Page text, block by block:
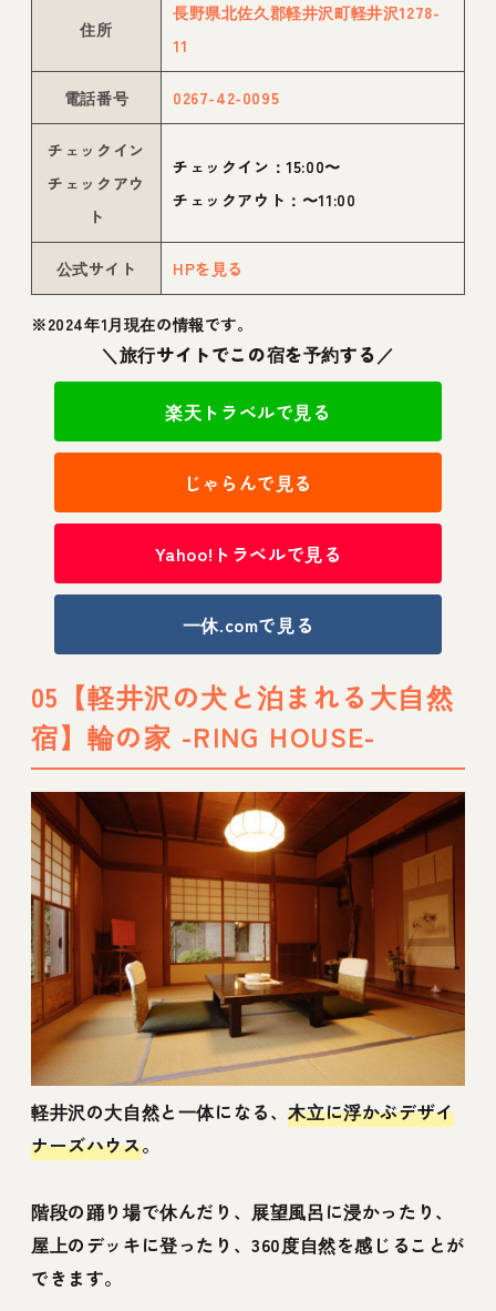
住所
長野県北佐久郡軽井沢町軽井沢1278-
11
電話番号 0267-42-0095
チェックイン
チェックアウ
ト
チェックイン：15:00〜
チェックアウト：〜11:00
公式サイト HPを見る
※2024年1月現在の情報です。
＼旅行サイトでこの宿を予約する／
楽天トラベルで見る
じゃらんで見る
Yahoo!トラベルで見る
一休.comで見る
05【軽井沢の犬と泊まれる大自然
宿】輪の家 -RING HOUSE-
軽井沢の大自然と一体になる、木立に浮かぶデザイ
ナーズハウス。
階段の踊り場で休んだり、展望風呂に浸かったり、
屋上のデッキに登ったり、360度自然を感じることが
できます。